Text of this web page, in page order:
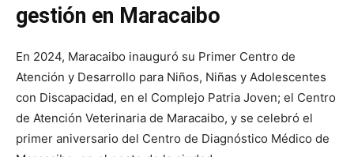
gestión en Maracaibo
En 2024, Maracaibo inauguró su Primer Centro de
Atención y Desarrollo para Niños, Niñas y Adolescentes
con Discapacidad, en el Complejo Patria Joven; el Centro
de Atención Veterinaria de Maracaibo, y se celebró el
primer aniversario del Centro de Diagnóstico Médico de